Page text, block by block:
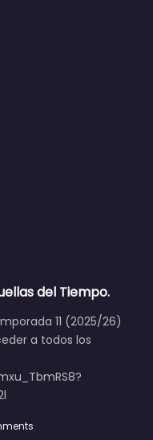
del Tiempo.
11 (2025/26)
a todos los